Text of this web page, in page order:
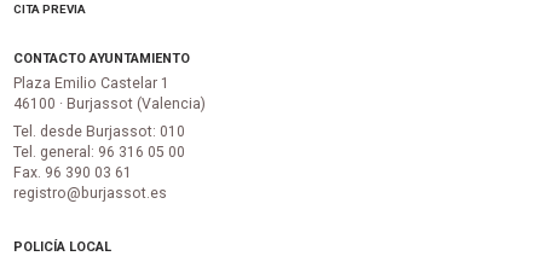
CITA PREVIA
CONTACTO AYUNTAMIENTO
Plaza Emilio Castelar 1
46100 · Burjassot (Valencia)
Tel. desde Burjassot: 010
Tel. general: 96 316 05 00
Fax. 96 390 03 61
registro@burjassot.es
POLICÍA LOCAL